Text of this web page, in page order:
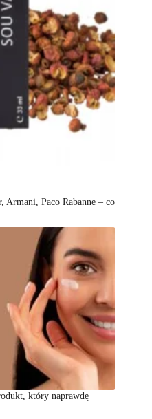
Armani, Paco Rabanne – co
który naprawdę